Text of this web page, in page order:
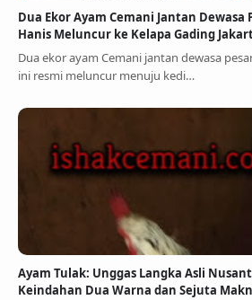
Dua Ekor Ayam Cemani Jantan Dewasa
Hanis Meluncur ke Kelapa Gading
Dua ekor ayam Cemani jantan dewasa
ini resmi meluncur menuju kedi…
Ayam Tulak: Unggas Langka Asli
Keindahan Dua Warna dan Sejuta